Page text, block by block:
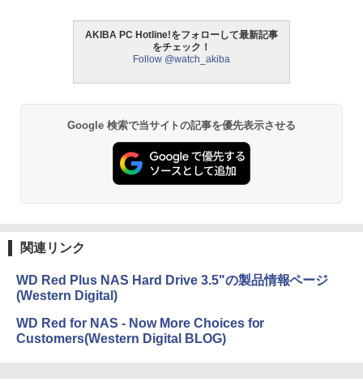
AKIBA PC Hotline!をフォローして最新記事
をチェック！
Follow @watch_akiba
Google 検索で当サイトの記事を優先表示させる
関連リンク
WD Red Plus NAS Hard Drive 3.5"の製品情報ページ
(Western Digital)
WD Red for NAS - Now More Choices for
Customers(Western Digital BLOG)